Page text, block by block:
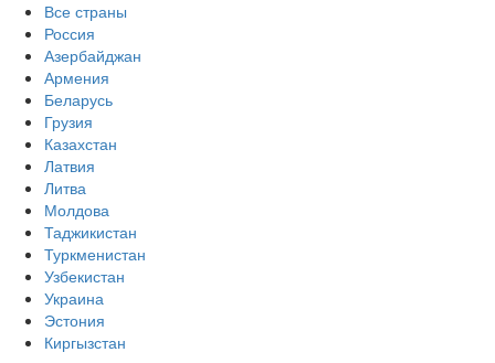
Все страны
Россия
Азербайджан
Армения
Беларусь
Грузия
Казахстан
Латвия
Литва
Молдова
Таджикистан
Туркменистан
Узбекистан
Украина
Эстония
Киргызстан